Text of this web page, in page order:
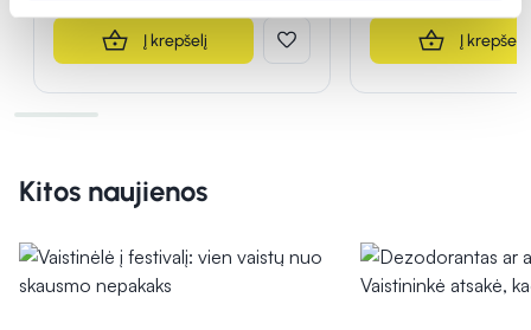
Į krepšelį Į krepšelį
Kitos naujienos